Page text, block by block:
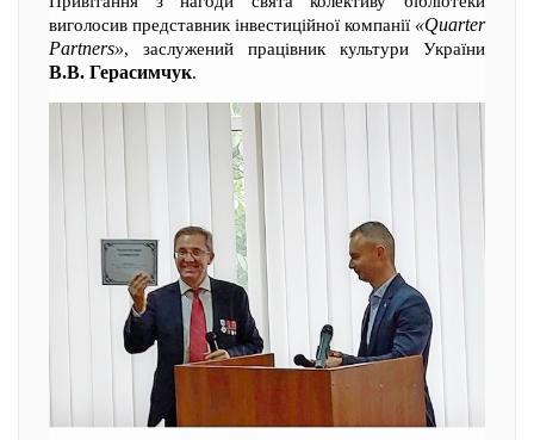
виголосив представник інвестиційної компанії «Quarter
Partners», заслужений працівник культури України
В.В. Герасимчук.